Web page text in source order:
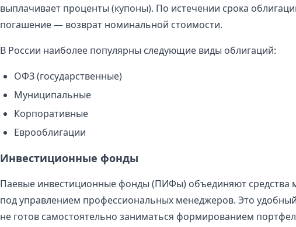
выплачивает проценты (купоны). По истечении срока
погашение — возврат номинальной стоимости.
В России наиболее популярны следующие виды облигаций:
ОФЗ (государственные)
Муниципальные
Корпоративные
Еврооблигации
Инвестиционные фонды
Паевые инвестиционные фонды (ПИФы) объединяют средства
под управлением профессиональных менеджеров. Это удобный
не готов самостоятельно заниматься формированием